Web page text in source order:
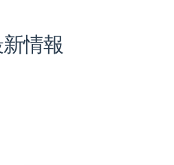
情報